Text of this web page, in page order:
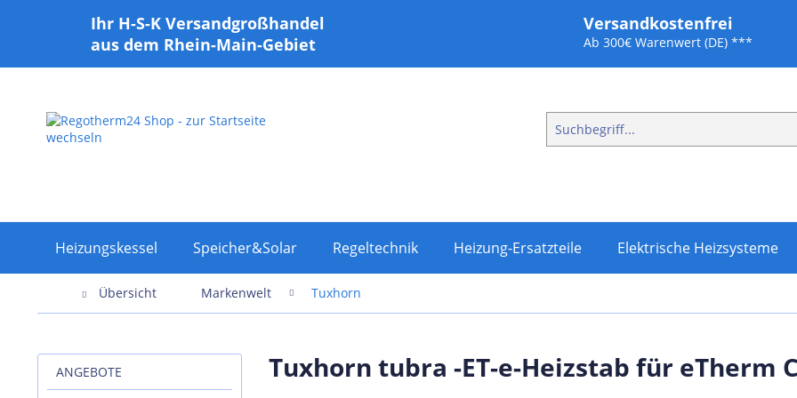
Ihr H-S-K Versandgroßhandel
aus dem Rhein-Main-Gebiet
Versandkostenfrei
Ab 300€ Warenwert (DE) ***
Heizungskessel Speicher&Solar Regeltechnik Heizung-Ersatzteile Elektrische Heizsysteme
Übersicht Markenwelt Tuxhorn
ANGEBOTE Tuxhorn tubra -ET-e-Heizstab für eTherm C